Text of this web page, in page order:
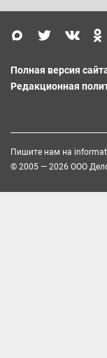
Полная версия
Редакционная
Пишите нам на
© 2005 — 2026 ООО